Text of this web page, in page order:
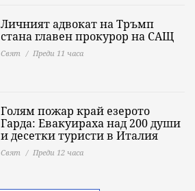
Личният адвокат на Тръмп
стана главен прокурор на САЩ
Свят Преди 11 часа
Голям пожар край езерото
Гарда: Евакуираха над 200 души
и десетки туристи в Италия
Свят Преди 12 часа